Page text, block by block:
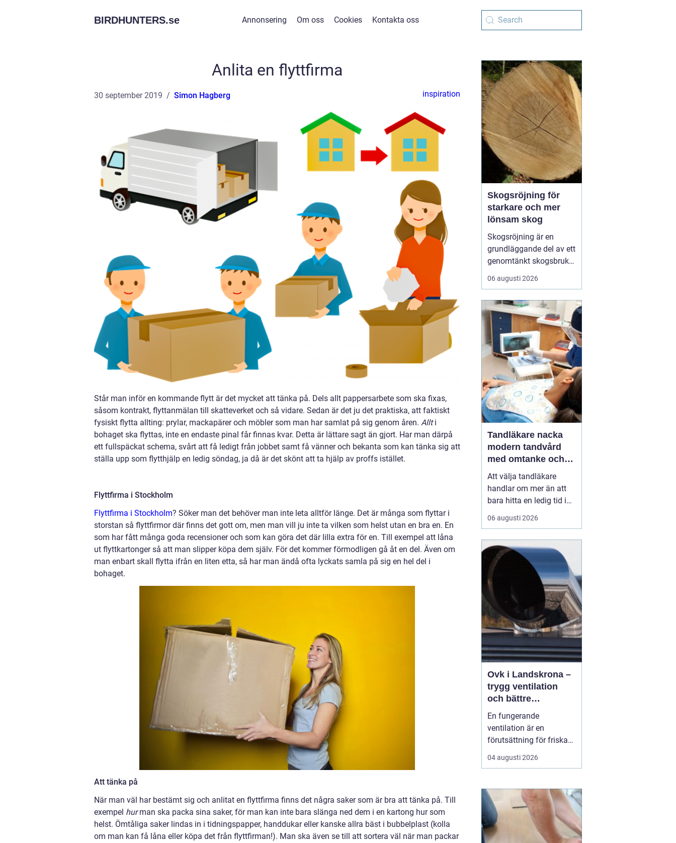
BIRDHUNTERS.se Annonsering Om oss Cookies Kontakta oss
Anlita en flyttfirma
30 september 2019 Simon Hagberg inspiration
Står man inför en kommande flytt är det mycket att tänka på. Dels allt pappersarbete som ska fixas,
såsom kontrakt, flyttanmälan till skatteverket och så vidare. Sedan är det ju det praktiska, att faktiskt
fysiskt flytta allting: prylar, mackapärer och möbler som man har samlat på sig genom åren. Allti
bohaget ska flyttas, inte en endaste pinal får finnas kvar. Detta är lättare sagt än gjort. Har man därpå
ett fullspäckat schema, svårt att få ledigt från jobbet samt få vänner och bekanta som kan tänka sig att
ställa upp som flytthjälp en ledig söndag, ja då är det skönt att ta hjälp av proffs istället.
Flyttfirma i Stockholm
Flyttfirma i Stockholm? Söker man det behöver man inte leta alltför länge. Det är många som flyttar i
storstan så flyttfirmor där finns det gott om, men man vill ju inte ta vilken som helst utan en bra en. En
som har fått många goda recensioner och som kan göra det där lilla extra för en. Till exempel att låna
ut flyttkartonger så att man slipper köpa dem själv. För det kommer förmodligen gå åt en del. Även om
man enbart skall flytta ifrån en liten etta, så har man ändå ofta lyckats samla på sig en hel del i
bohaget.
Att tänka på
När man väl har bestämt sig och anlitat en flyttfirma finns det några saker som är bra att tänka på. Till
exempel hurman ska packa sina saker, för man kan inte bara slänga ned dem i en kartong hur som
helst. Ömtåliga saker lindas in i tidningspapper, handdukar eller kanske allra bäst i bubbelplast (kolla
om man kan få låna eller köpa det från flyttfirman!). Man ska även se till att sortera väl när man packar
Skogsröjning för
starkare och mer
lönsam skog
Skogsröjning är en
grundläggande del av ett
genomtänkt skogsbruk
och påverkar både
skogens hälsa, utseende
Genom att i rätt tid rensa
bort träd, buskar och
underväxt som står i
vägen för de bästa
stammarna får skogen
bättre ljus...
06 augusti 2026
Tandläkare nacka
modern tandvård
med omtanke och
trygghet
Att välja tandläkare
handlar om mer än att
bara hitta en ledig tid i
kalendern. För många är
tandvården förknippad
erfarenheter eller en
känsla av osäkerhet. När
människor sökerefter
Tandläk...
06 augusti 2026
Ovk i Landskrona –
trygg ventilation
och bättre
inomhusklimat
En fungerande
ventilation är en
förutsättning för friska
människor och hållbara
byggnader. När luften
partiklar och koldioxid.
Människor blir trötta, får
huvudvärk och...
04 augusti 2026